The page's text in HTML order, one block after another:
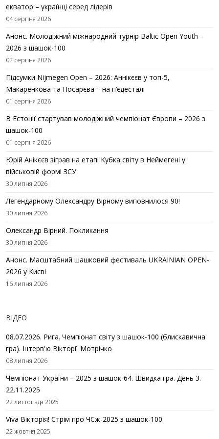
екватор – українці серед лідерів
04 серпня 2026
Анонс. Молодіжний міжнародний турнір Baltic Open Youth –
2026 з шашок-100
02 серпня 2026
Підсумки Nijmegen Open – 2026: Аннікєєв у топ-5,
Макаренкова та Носарєва – на п’єдесталі
01 серпня 2026
В Естонії стартував молодіжний чемпіонат Європи – 2026 з
шашок-100
01 серпня 2026
Юрій Анікєєв зіграв на етапі Кубка світу в Неймегені у
військовій формі ЗСУ
30 липня 2026
Легендарному Олександру Вірному виповнилося 90!
30 липня 2026
Олександр Вірний. Покликання
30 липня 2026
Анонс. Масштабний шашковий фестиваль UKRAINIAN OPEN-
2026 у Києві
16 липня 2026
ВІДЕО
08.07.2026. Рига. Чемпіонат світу з шашок-100 (блискавична
гра). Інтерв'ю Вікторії Мотрічко
08 липня 2026
Чемпіонат України – 2025 з шашок-64. Швидка гра. День 3.
22.11.2025
22 листопада 2025
Viva Вікторія! Стрім про ЧСж-2025 з шашок-100
22 жовтня 2025